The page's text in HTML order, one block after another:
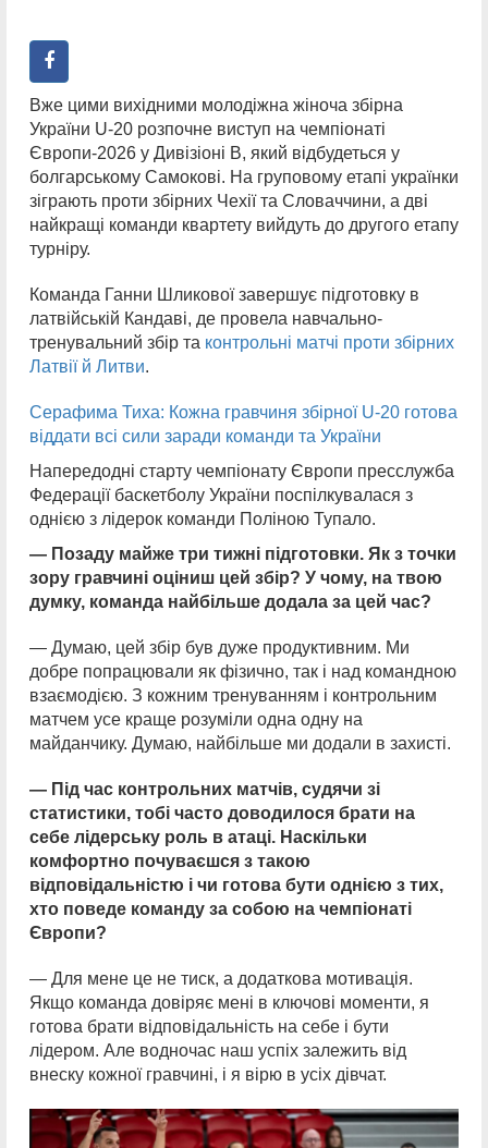
Вже цими вихідними молодіжна жіноча збірна
України U-20 розпочне виступ на чемпіонаті
Європи-2026 у Дивізіоні В, який відбудеться у
болгарському Самокові. На груповому етапі українки
зіграють проти збірних Чехії та Словаччини, а дві
найкращі команди квартету вийдуть до другого етапу
турніру.
Команда Ганни Шликової завершує підготовку в
латвійській Кандаві, де провела навчально-
тренувальний збір та контрольні матчі проти збірних
Латвії й Литви.
Серафима Тиха: Кожна гравчиня збірної U-20 готова
віддати всі сили заради команди та України
Напередодні старту чемпіонату Європи пресслужба
Федерації баскетболу України поспілкувалася з
однією з лідерок команди Поліною Тупало.
— Позаду майже три тижні підготовки. Як з точки
зору гравчині оціниш цей збір? У чому, на твою
думку, команда найбільше додала за цей час?
— Думаю, цей збір був дуже продуктивним. Ми
добре попрацювали як фізично, так і над командною
взаємодією. З кожним тренуванням і контрольним
матчем усе краще розуміли одна одну на
майданчику. Думаю, найбільше ми додали в захисті.
— Під час контрольних матчів, судячи зі
статистики, тобі часто доводилося брати на
себе лідерську роль в атаці. Наскільки
комфортно почуваєшся з такою
відповідальністю і чи готова бути однією з тих,
хто поведе команду за собою на чемпіонаті
Європи?
— Для мене це не тиск, а додаткова мотивація.
Якщо команда довіряє мені в ключові моменти, я
готова брати відповідальність на себе і бути
лідером. Але водночас наш успіх залежить від
внеску кожної гравчині, і я вірю в усіх дівчат.